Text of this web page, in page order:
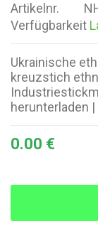
Artikelnr.
Verfügbarkeit
Ukrainische
kreuzstich
herunterladen
0.00 €